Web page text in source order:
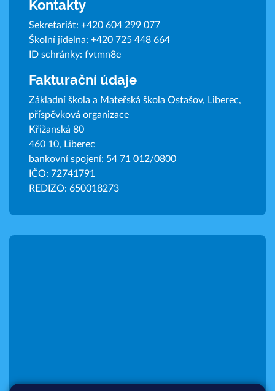
Kontakty
Sekretariát: +420 604 299 077
Školní jídelna: +420 725 448 664
ID schránky: fvtmn8e
Fakturační údaje
Základní škola a Mateřská škola Ostašov, Liberec,
příspěvková organizace
Křižanská 80
460 10, Liberec
bankovní spojení: 54 71 012/0800
IČO: 72741791
REDIZO: 650018273